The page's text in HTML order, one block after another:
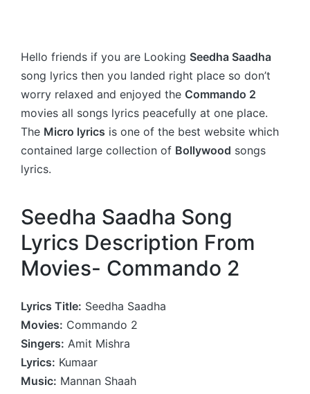
Hello friends if you are Looking Seedha Saadha
song lyrics then you landed right place so don’t
worry relaxed and enjoyed the Commando 2
movies all songs lyrics peacefully at one place.
The Micro lyrics is one of the best website which
contained large collection of Bollywood songs
lyrics.
Seedha Saadha Song
Lyrics Description From
Movies- Commando 2
Lyrics Title: Seedha Saadha
Movies: Commando 2
Singers: Amit Mishra
Lyrics: Kumaar
Music: Mannan Shaah